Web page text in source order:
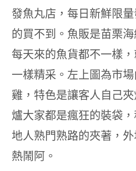
發魚丸店，每日新鮮限
的買不到。魚販是苗栗海
每天來的魚貨都不一樣
一樣精采。左上圖為市
雞，特色是讓客人自己
爐大家都是瘋狂的裝袋
地人熟門熟路的夾著，
熱鬧阿。